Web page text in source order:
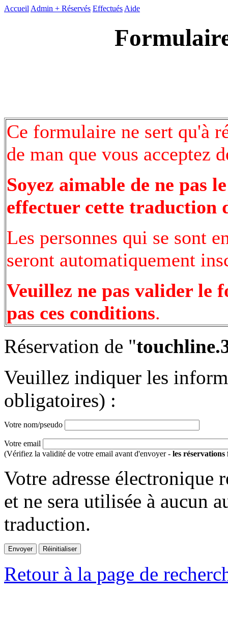
Accueil Admin + Réservés Effectués Aide
Ce formulaire ne sert qu'à
de man que vous acceptez
Soyez aimable de ne pas
effectuer cette traduction
Les personnes qui se sont
seront automatiquement
Veuillez ne pas valider le
pas ces conditions.
Réservation de "
Veuillez indiquer les
obligatoires) :
Votre nom/pseudo
Votre email
(Vérifiez la validité de votre email avant d'envoyer - les réservations
Votre adresse électronique
et ne sera utilisée à aucun
traduction.
Retour à la page de